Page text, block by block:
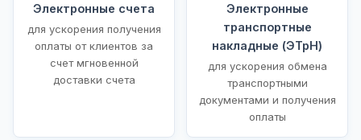
Электронные счета
для ускорения получения
оплаты от клиентов за
счет мгновенной
доставки счета
Электронные
транспортные
накладные (ЭТрН)
для ускорения обмена
транспортными
документами и получения
оплаты